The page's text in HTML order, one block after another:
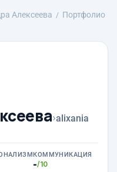
Алексеева
Портфолио
›alixania
КОММУНИКАЦИЯ
-/10